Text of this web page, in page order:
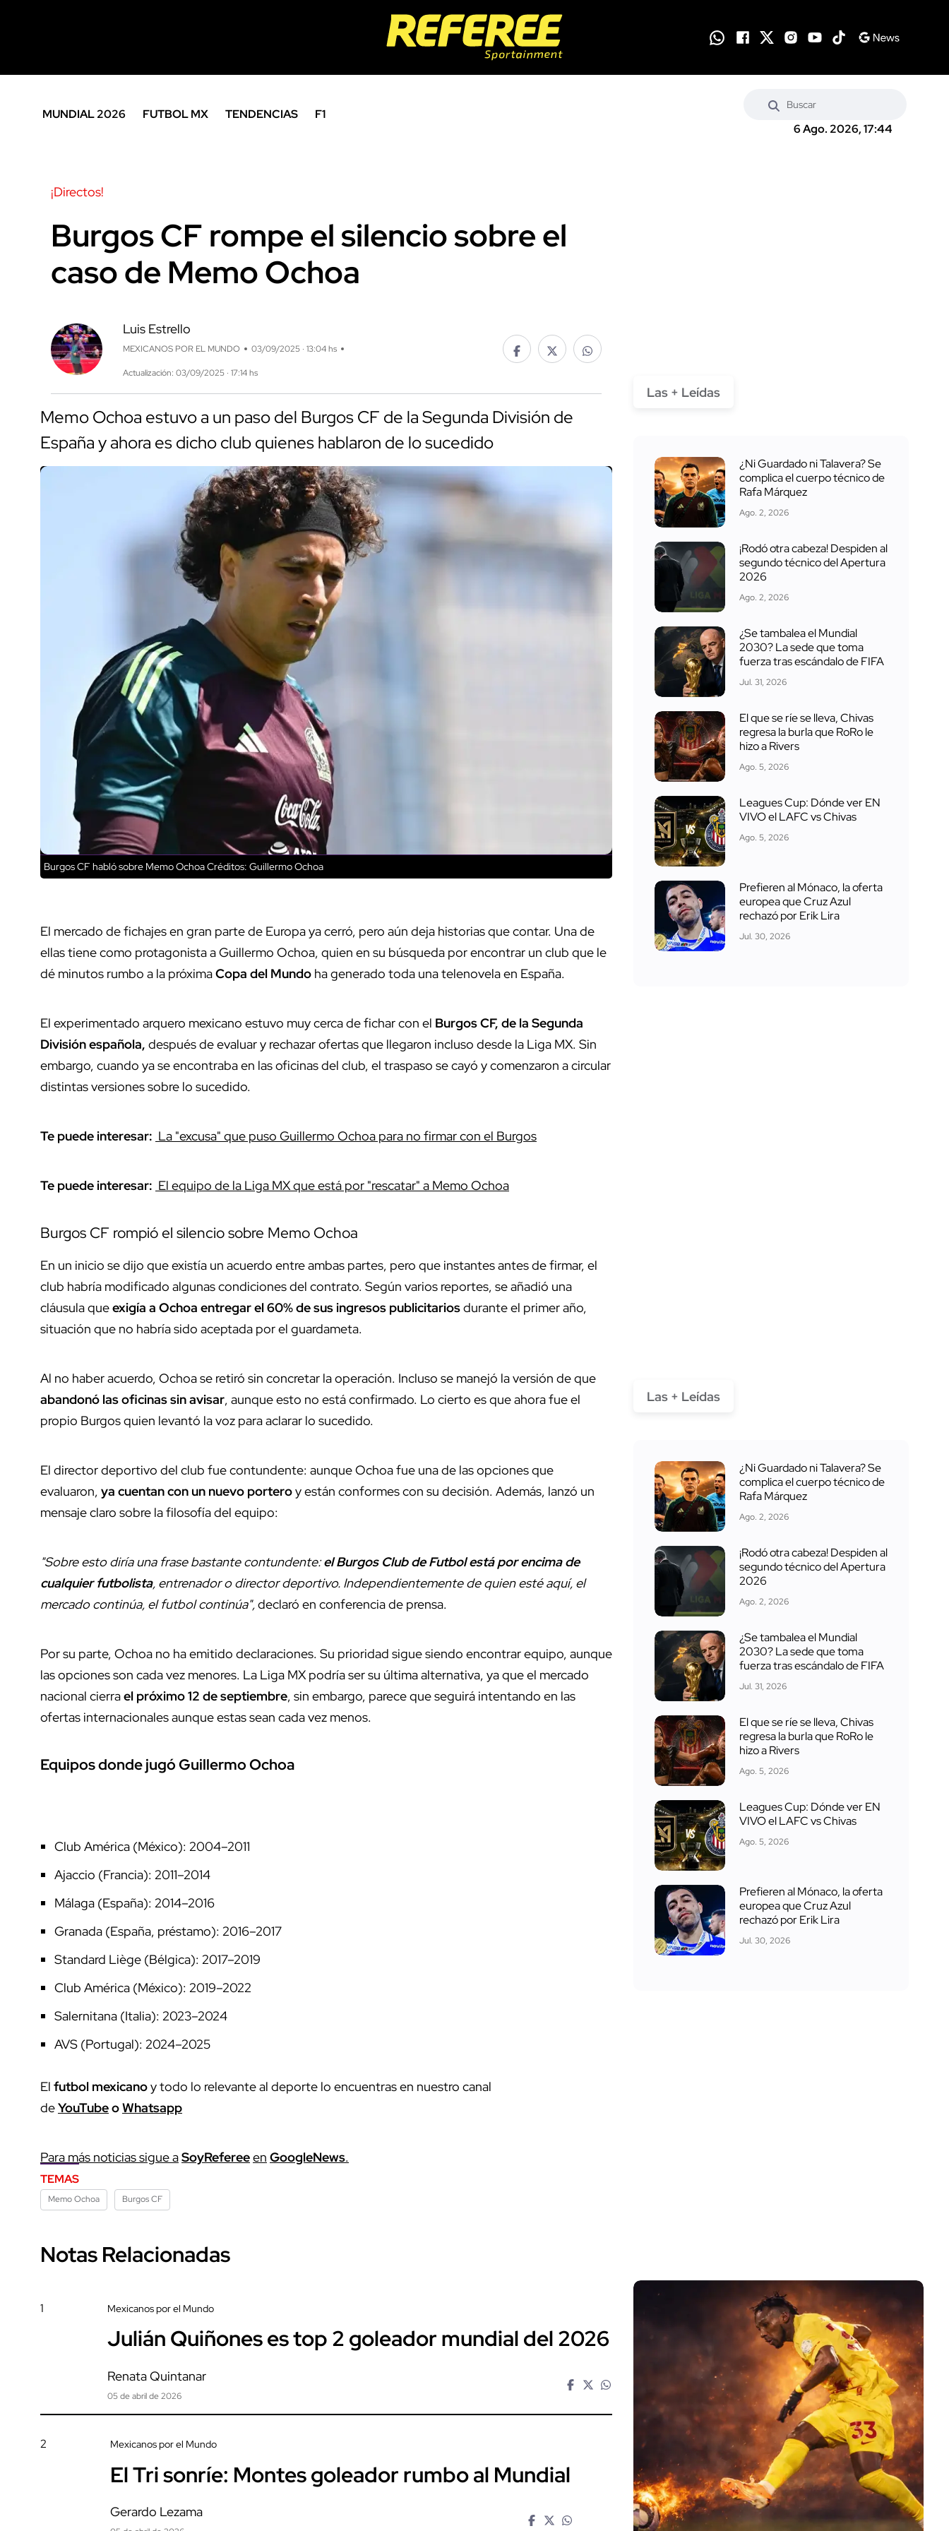
MUNDIAL 2026 FUTBOL MX TENDENCIAS
F1
6 Ago. 2026, 17:44
¡Directos!
Burgos CF rompe el silencio sobre el
caso de Memo Ochoa
Luis Estrello
MEXICANOS POR EL MUNDO 03/09/2025 · 13:04 hs
Actualización: 03/09/2025 · 17:14 hs
Memo Ochoa estuvo a un paso del Burgos CF de la Segunda División de
España y ahora es dicho club quienes hablaron de lo sucedido
Burgos CF habló sobre Memo OchoaCréditos: Guillermo Ochoa
El mercado de fichajes en gran parte de Europa ya cerró, pero aún deja historias que contar. Una de
ellas tiene como protagonista a Guillermo Ochoa, quien en su búsqueda por encontrar un club que le
dé minutos rumbo a la próximaCopa del Mundo ha generado toda una telenovela en España.
El experimentado arquero mexicano estuvo muy cerca de fichar con el Burgos CF, de la Segunda
División española, después de evaluar y rechazar ofertas que llegaron incluso desde la Liga MX. Sin
embargo, cuando ya se encontraba en las oficinas del club, el traspaso se cayó y comenzaron a circular
distintas versiones sobre lo sucedido.
Te puede interesar: La "excusa" que puso Guillermo Ochoa para no firmar con el Burgos
Te puede interesar: El equipo de la Liga MX que está por "rescatar" a Memo Ochoa
Burgos CF rompió el silencio sobre Memo Ochoa
En un inicio se dijo que existía un acuerdo entre ambas partes, pero que instantes antes de firmar, el
club habría modificado algunas condiciones del contrato. Según varios reportes, se añadió una
cláusula queexigía a Ochoa entregar el 60% de sus ingresos publicitariosdurante el primer año,
situación que no habría sido aceptada por el guardameta.
Al no haber acuerdo, Ochoa se retiró sin concretar la operación. Incluso se manejó la versión de que
abandonó las oficinas sin avisar, aunque esto no está confirmado. Lo cierto es que ahora fue el
propio Burgos quien levantó la voz para aclarar lo sucedido.
El director deportivo del club fue contundente: aunque Ochoa fue una de las opciones que
evaluaron, ya cuentan con un nuevo porteroy están conformes con su decisión. Además, lanzó un
mensaje claro sobre la filosofía del equipo:
"Sobre esto diría una frase bastante contundente:el Burgos Club de Futbol está por encima de
cualquier futbolista, entrenador o director deportivo. Independientemente de quien esté aquí, el
mercado continúa, el futbol continúa",declaró en conferencia de prensa.
Por su parte, Ochoa no ha emitido declaraciones. Su prioridad sigue siendo encontrar equipo, aunque
las opciones son cada vez menores. La Liga MX podría ser su última alternativa, ya que el mercado
nacional cierrael próximo 12 de septiembre, sin embargo, parece que seguirá intentando en las
ofertas internacionales aunque estas sean cada vez menos.
Equipos donde jugó Guillermo Ochoa
Club América (México): 2004–2011
Ajaccio (Francia): 2011–2014
Málaga (España): 2014–2016
Granada (España, préstamo): 2016–2017
Standard Liège (Bélgica): 2017–2019
Club América (México): 2019–2022
Salernitana (Italia): 2023–2024
AVS (Portugal): 2024–2025
El futbol mexicanoy todo lo relevante al deporte lo encuentras en nuestro canal
deYouTubeoWhatsapp
Para más noticias sigue aSoyRefereeen GoogleNews.
TEMAS
Memo Ochoa Burgos CF
Notas Relacionadas
1 Mexicanos por el Mundo
Julián Quiñones es top 2 goleador mundial del 2026
Renata Quintanar
05 de abril de 2026
2 Mexicanos por el Mundo
El Tri sonríe: Montes goleador rumbo al Mundial
Gerardo Lezama
Las + Leídas
¿Ni Guardado ni Talavera? Se
complica el cuerpo técnico de
Rafa Márquez
Ago. 2, 2026
¡Rodó otra cabeza! Despiden al
segundo técnico del Apertura
2026
Ago. 2, 2026
¿Se tambalea el Mundial
2030? La sede que toma
fuerza tras escándalo de FIFA
Jul. 31, 2026
El que se ríe se lleva, Chivas
regresa la burla que RoRo le
hizo a Rivers
Ago. 5, 2026
Leagues Cup: Dónde ver EN
VIVO el LAFC vs Chivas
Ago. 5, 2026
Prefieren al Mónaco, la oferta
europea que Cruz Azul
rechazó por Erik Lira
Jul. 30, 2026
Las + Leídas
¿Ni Guardado ni Talavera? Se
complica el cuerpo técnico de
Rafa Márquez
Ago. 2, 2026
¡Rodó otra cabeza! Despiden al
segundo técnico del Apertura
2026
Ago. 2, 2026
¿Se tambalea el Mundial
2030? La sede que toma
fuerza tras escándalo de FIFA
Jul. 31, 2026
El que se ríe se lleva, Chivas
regresa la burla que RoRo le
hizo a Rivers
Ago. 5, 2026
Leagues Cup: Dónde ver EN
VIVO el LAFC vs Chivas
Ago. 5, 2026
Prefieren al Mónaco, la oferta
europea que Cruz Azul
rechazó por Erik Lira
Jul. 30, 2026